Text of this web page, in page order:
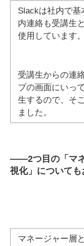
Slackは社内で基
内連絡も受講生
使用しています。
受講生からの連
プの画面にいっ
生するので、そ
ました。
――2つ目の「マ
視化」についても
マネージャー層